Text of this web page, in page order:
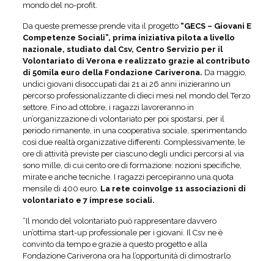
mondo del no-profit.
Da queste premesse prende vita il progetto “GECS – Giovani E
Competenze Sociali”, prima iniziativa pilota a livello
nazionale, studiato dal Csv, Centro Servizio per il
Volontariato di Verona e realizzato grazie al contributo
di 50mila euro della Fondazione Cariverona. Da maggio,
undici giovani disoccupati dai 21 ai 26 anni inizieranno un
percorso professionalizzante di dieci mesi nel mondo del Terzo
settore. Fino ad ottobre, i ragazzi lavoreranno in
un’organizzazione di volontariato per poi spostarsi, per il
periodo rimanente, in una cooperativa sociale, sperimentando
così due realtà organizzative differenti. Complessivamente, le
ore di attività previste per ciascuno degli undici percorsi al via
sono mille, di cui cento ore di formazione: nozioni specifiche,
mirate e anche tecniche. I ragazzi percepiranno una quota
mensile di 400 euro. La rete coinvolge 11 associazioni di
volontariato e 7 imprese sociali.
“Il mondo del volontariato può rappresentare davvero
un’ottima start-up professionale per i giovani. Il Csv ne è
convinto da tempo e grazie a questo progetto e alla
Fondazione Cariverona ora ha l’opportunità di dimostrarlo